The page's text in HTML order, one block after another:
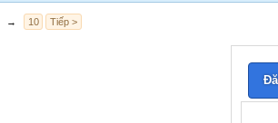
→ 10 Tiếp >